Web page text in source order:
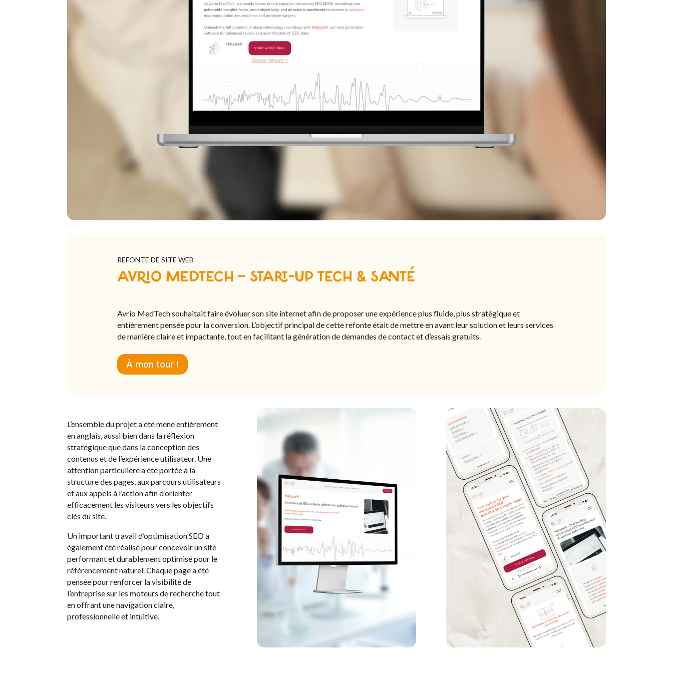
REFONTE DE SITE WEB
AVRIO MEDTECH – START-UP TECH & SANTÉ
Avrio MedTech souhaitait faire évoluer son site internet afin de proposer une expérience plus fluide, plus stratégique et
entièrement pensée pour la conversion. L’objectif principal de cette refonte était de mettre en avant leur solution et leurs services
de manière claire et impactante, tout en facilitant la génération de demandes de contact et d’essais gratuits.
À mon tour !
L’ensemble du projet a été mené entièrement
en anglais, aussi bien dans la réflexion
stratégique que dans la conception des
contenus et de l’expérience utilisateur. Une
attention particulière a été portée à la
structure des pages, aux parcours utilisateurs
et aux appels à l’action afin d’orienter
efficacement les visiteurs vers les objectifs
clés du site.
Un important travail d’optimisation SEO a
également été réalisé pour concevoir un site
performant et durablement optimisé pour le
référencement naturel. Chaque page a été
pensée pour renforcer la visibilité de
l’entreprise sur les moteurs de recherche tout
en offrant une navigation claire,
professionnelle et intuitive.